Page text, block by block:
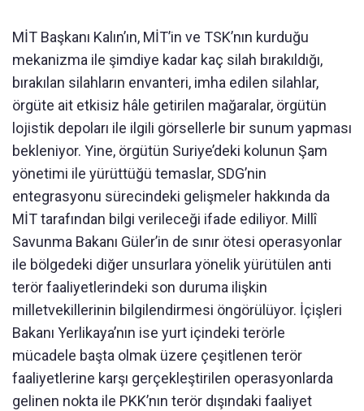
MİT Başkanı Kalın’ın, MİT’in ve TSK’nın kurduğu
mekanizma ile şimdiye kadar kaç silah bırakıldığı,
bırakılan silahların envanteri, imha edilen silahlar,
örgüte ait etkisiz hâle getirilen mağaralar, örgütün
lojistik depoları ile ilgili görsellerle bir sunum yapması
bekleniyor. Yine, örgütün Suriye’deki kolunun Şam
yönetimi ile yürüttüğü temaslar, SDG’nin
entegrasyonu sürecindeki gelişmeler hakkında da
MİT tarafından bilgi verileceği ifade ediliyor. Millî
Savunma Bakanı Güler’in de sınır ötesi operasyonlar
ile bölgedeki diğer unsurlara yönelik yürütülen anti
terör faaliyetlerindeki son duruma ilişkin
milletvekillerinin bilgilendirmesi öngörülüyor. İçişleri
Bakanı Yerlikaya’nın ise yurt içindeki terörle
mücadele başta olmak üzere çeşitlenen terör
faaliyetlerine karşı gerçekleştirilen operasyonlarda
gelinen nokta ile PKK’nın terör dışındaki faaliyet